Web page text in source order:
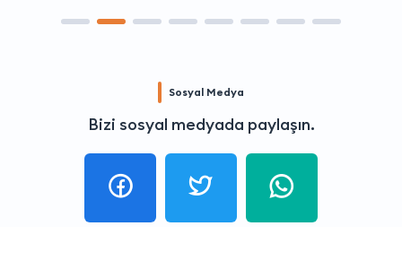
Sosyal Medya
Bizi sosyal medyada paylaşın.